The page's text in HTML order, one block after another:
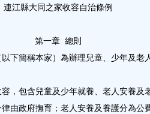
連江縣大同之家收容自治條例
第一章 總則
下簡稱本家）為辦理兒童、少年及老
，包含兒童及少年就養、老人安養及
由政府撫育；老人安養及養護分為公